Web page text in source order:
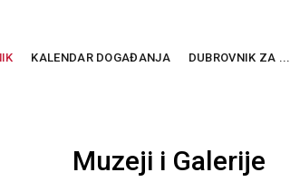
KALENDAR DOGAĐANJA DUBROVNIK ZA ...
Muzeji i Galerije